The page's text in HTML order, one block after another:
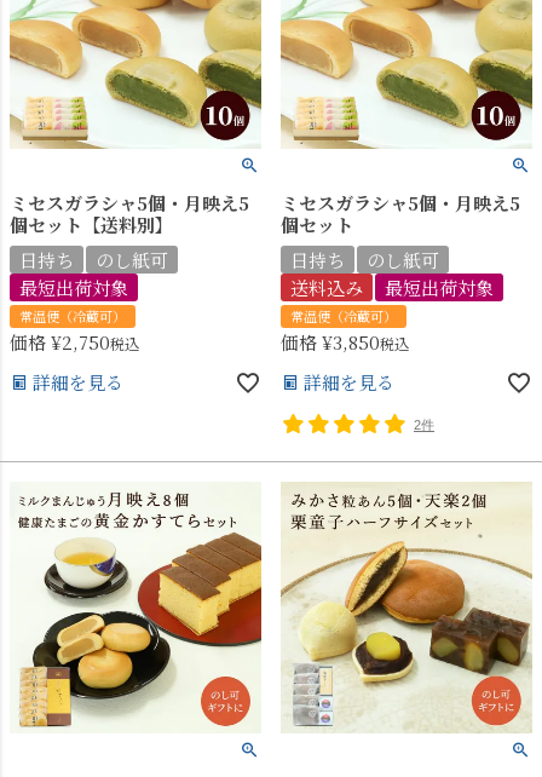
ミセスガラシャ5個・月映え5
個セット【送料別】
日持ち
のし紙可
最短出荷対象
常温便（冷蔵可）
価格¥2,750税込
詳細を見る
ミセスガラシャ5個・月映え5
個セット
日持ち
のし紙可
送料込み
最短出荷対象
常温便（冷蔵可）
価格¥3,850税込
詳細を見る
2件